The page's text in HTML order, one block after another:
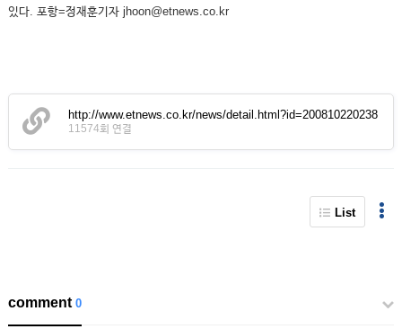
있다. 포항=정재훈기자 jhoon@etnews.co.kr
http://www.etnews.co.kr/news/detail.html?id=200810220238
11574회 연결
List
comment0